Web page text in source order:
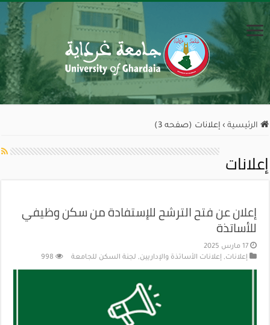
الرئيسية › إعلانات (صفحه 3)
إعلانات
إعلان عن فتح الترشح للإستفادة من سكن وظيفي
للأساتذة
17 مارس 2025
إعلانات, إعلانات الأساتذة والإداريين, لجنة السكن للجامعة 998